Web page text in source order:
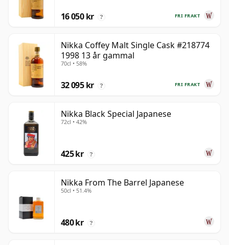
FRI FRAKT
16 050 kr ?
Nikka Coffey Malt Single Cask #218774
1998 13 år gammal
70cl • 58%
FRI FRAKT
32 095 kr ?
Nikka Black Special Japanese
72cl • 42%
425 kr ?
Nikka From The Barrel Japanese
50cl • 51.4%
480 kr ?